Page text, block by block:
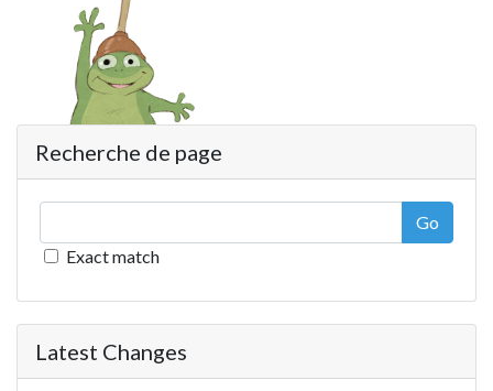
Recherche de page
Go
Exact match
Latest Changes